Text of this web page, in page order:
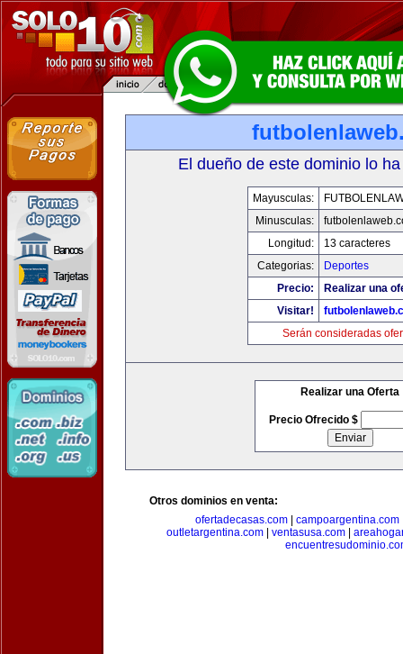
El dueño de este dominio lo
Mayusculas:
Minusculas:
Longitud:
13 caracteres
Categorias:
Deportes
Precio:
Realizar una
Visitar!
Serán consideradas
Realizar una Oferta
Precio Ofrecido $
Otros dominios en venta:
ofertadecasas.com| campoargentina.com
outletargentina.com
ventasusa.com